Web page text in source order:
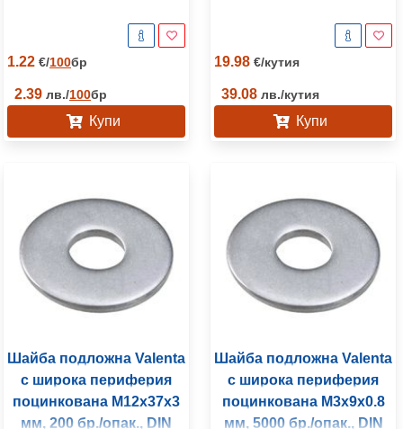
1.22 €/100бр
2.39 лв./100бр
Купи
19.98 €/кутия
39.08 лв./кутия
Купи
Шайба подложна Valenta
с широка периферия
поцинкована M12x37x3
мм, 200 бр./опак., DIN
Шайба подложна Valenta
с широка периферия
поцинкована M3x9x0.8
мм, 5000 бр./опак., DIN